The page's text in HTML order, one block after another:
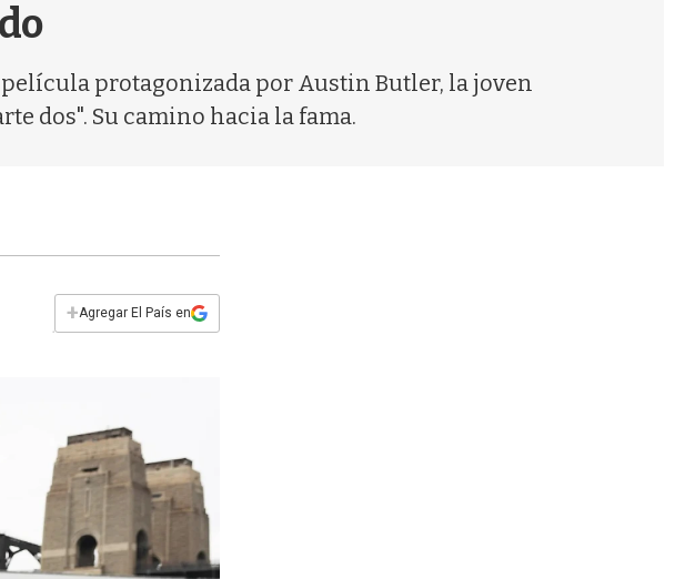
película protagonizada por Austin Butler, la joven
dos". Su camino hacia la fama.
+Agregar El País en